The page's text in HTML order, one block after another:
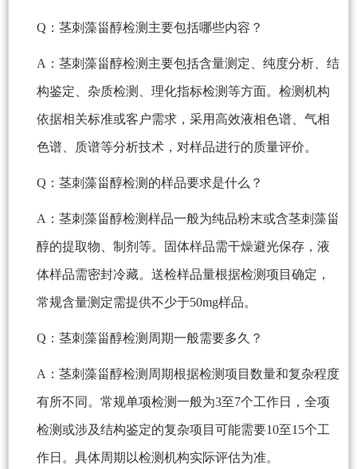
Q：茎刺藻甾醇检测主要包括哪些内容？
A：茎刺藻甾醇检测主要包括含量测定、纯度分析、结
构鉴定、杂质检测、理化指标检测等方面。检测机构
依据相关标准或客户需求，采用高效液相色谱、气相
色谱、质谱等分析技术，对样品进行的质量评价。
Q：茎刺藻甾醇检测的样品要求是什么？
A：茎刺藻甾醇检测样品一般为纯品粉末或含茎刺藻甾
醇的提取物、制剂等。固体样品需干燥避光保存，液
体样品需密封冷藏。送检样品量根据检测项目确定，
常规含量测定需提供不少于50mg样品。
Q：茎刺藻甾醇检测周期一般需要多久？
A：茎刺藻甾醇检测周期根据检测项目数量和复杂程度
有所不同。常规单项检测一般为3至7个工作日，全项
检测或涉及结构鉴定的复杂项目可能需要10至15个工
作日。具体周期以检测机构实际评估为准。